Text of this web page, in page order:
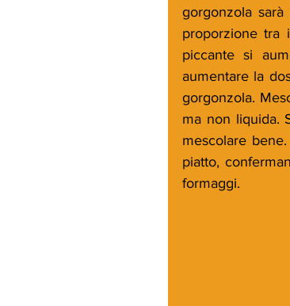
gorgonzola
proporzione tra
piccante si
aumentare la
gorgonzola.
ma non liquida.
mescolare
piatto,
formaggi.